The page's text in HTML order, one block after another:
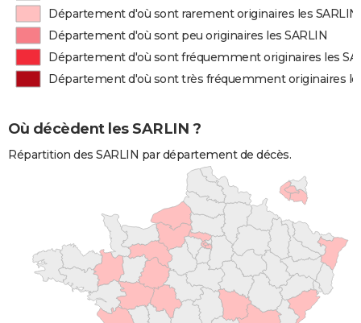
Département d'où sont rarement originaires les SARLIN
Département d'où sont peu originaires les SARLIN
Département d'où sont fréquemment originaires les
Département d'où sont très fréquemment originaires
Où décèdent les SARLIN ?
Répartition des SARLIN par département de décès.